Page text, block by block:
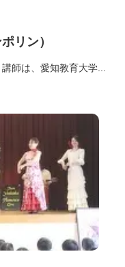
リン）
師は、愛知教育大学...